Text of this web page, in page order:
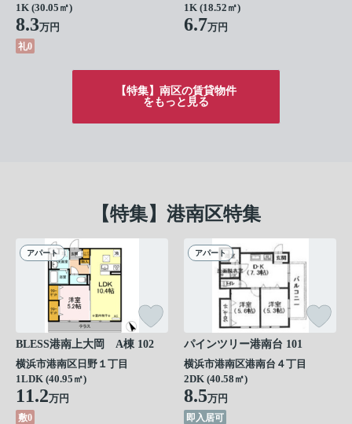
1K (30.05㎡)
8.3万円
礼0
1K (18.52㎡)
6.7万円
【特集】南区の賃貸物件
をもっと見る
【特集】港南区特集
アパート
BLESS港南上大岡 A棟 102
横浜市港南区日野１丁目
1LDK (40.95㎡)
11.2万円
敷0
アパート
パインツリー港南台 101
横浜市港南区港南台４丁目
2DK (40.58㎡)
8.5万円
即入居可